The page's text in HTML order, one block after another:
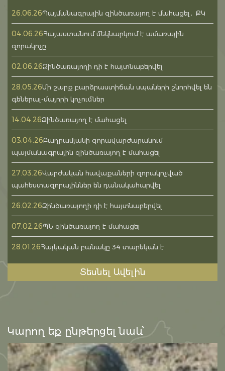
26.06.26Պայմանագրային զինծառայող է մահացել․ ՔԿ
04.06.26Հայաստանում մեկնարկում է ամառային
զորակոչը
02.06.26Զինծառայողի դի է հայտնաբերվել
28.05.26Մի շարք բարձրաստիճան սպաների շնորհվել են
գեներալ-մայորի կոչումներ
14.04.26Զինծառայող է մահացել
03.04.26Բաղրամյանի զորավարժարանում
պայմանագրային զինծառայող է մահացել
27.03.26Վարժական հավաքաների զորակոչված
պահեստազորայիններ են դանակահարվել
26.02.26Զինծառայողի դի է հայտնաբերվել
07.02.26ՊՆ զինծառայող է մահացել
28.01.26Հայկական բանակը 34 տարեկան է
Տեսնել Ավելին
Կարող եք ընթերցել նաև՝